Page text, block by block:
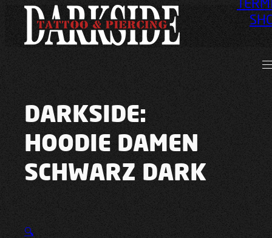
DARKSIDE:
HOODIE DAMEN
SCHWARZ DARK
🔍